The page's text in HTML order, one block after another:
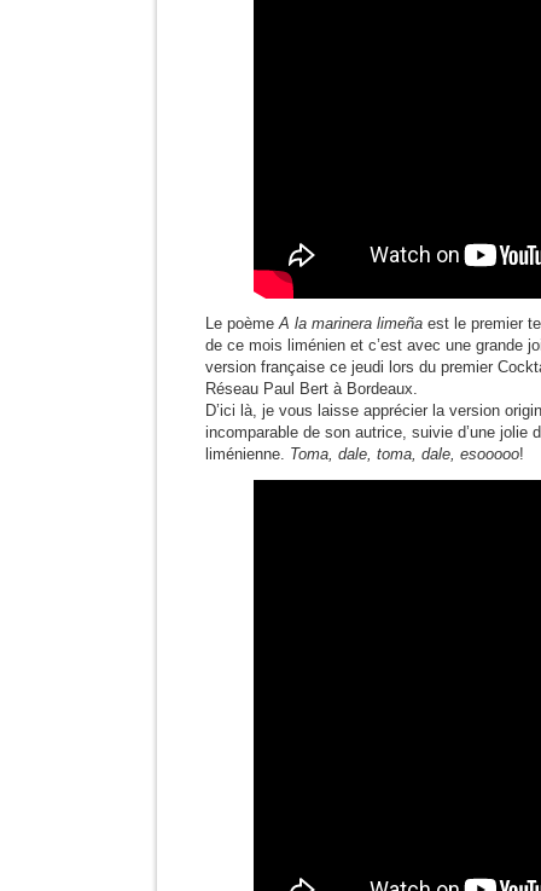
Le poèmeA la marinera limeña est le premier
de ce mois liménien et c’est avec une grande
version française ce jeudi lors du premier
Réseau Paul Bert à Bordeaux.
D’ici là, je vous laisse apprécier la version
incomparable de son autrice, suivie d’une jolie
liménienne. Toma, dale, toma, dale, esooooo!